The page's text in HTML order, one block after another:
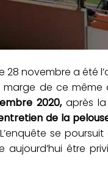
28 novembre a été
de ce même
2020,après la
de la
se
aujourd’hui être